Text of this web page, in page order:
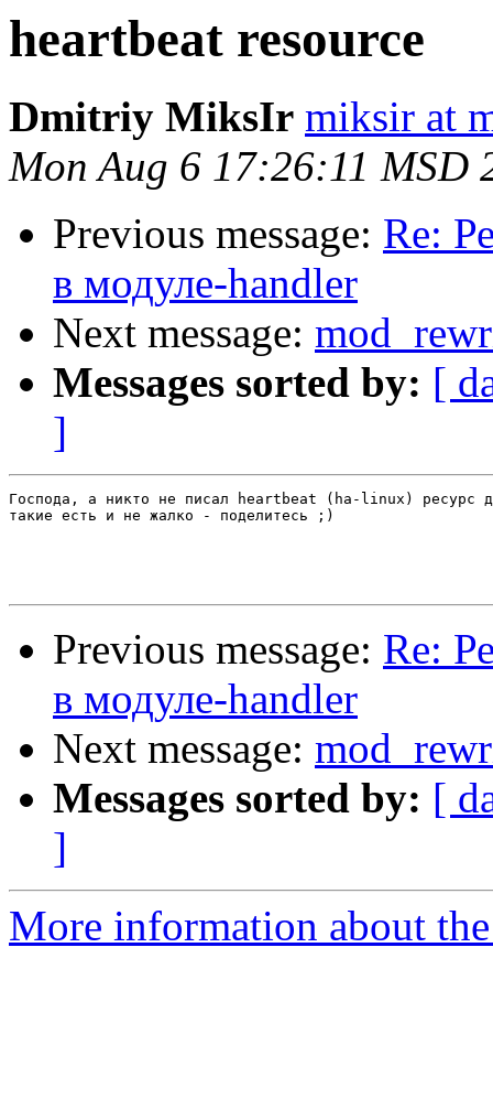
heartbeat resource
Dmitriy MiksIr miksir at
Mon Aug 6 17:26:11 MSD
Previous message: Re:
в модуле-handler
Next message:
Messages sorted by: [
]
Господа, а никто не писал heartbeat (ha-linux) ресурс
такие есть и не жалко - поделитесь ;)
Previous message: Re:
в модуле-handler
Next message:
Messages sorted by: [
]
More information about